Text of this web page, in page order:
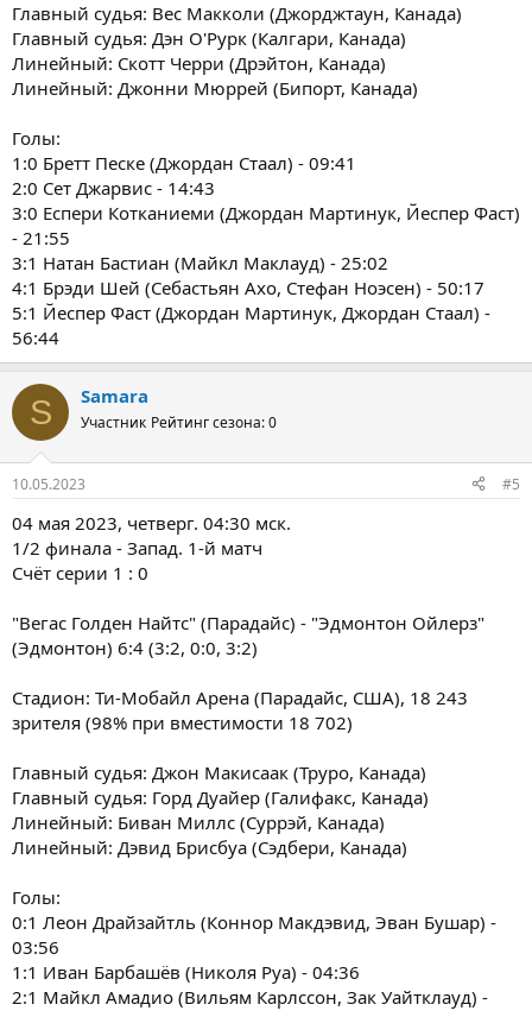
Главный судья: Вес Макколи (Джорджтаун, Канада)
Главный судья: Дэн О'Рурк (Калгари, Канада)
Линейный: Скотт Черри (Дрэйтон, Канада)
Линейный: Джонни Мюррей (Бипорт, Канада)
Голы:
1:0 Бретт Песке (Джордан Стаал) - 09:41
2:0 Сет Джарвис - 14:43
3:0 Еспери Котканиеми (Джордан Мартинук, Йеспер Фаст)
- 21:55
3:1 Натан Бастиан (Майкл Маклауд) - 25:02
4:1 Брэди Шей (Себастьян Ахо, Стефан Ноэсен) - 50:17
5:1 Йеспер Фаст (Джордан Мартинук, Джордан Стаал) -
56:44
S Samara
Участник Рейтинг сезона: 0
10.05.2023 #5
04 мая 2023, четверг. 04:30 мск.
1/2 финала - Запад. 1-й матч
Счёт серии 1 : 0
"Вегас Голден Найтс" (Парадайс) - "Эдмонтон Ойлерз"
(Эдмонтон) 6:4 (3:2, 0:0, 3:2)
Стадион: Ти-Мобайл Арена (Парадайс, США), 18 243
зрителя (98% при вместимости 18 702)
Главный судья: Джон Макисаак (Труро, Канада)
Главный судья: Горд Дуайер (Галифакс, Канада)
Линейный: Биван Миллс (Суррэй, Канада)
Линейный: Дэвид Брисбуа (Сэдбери, Канада)
Голы:
0:1 Леон Драйзайтль (Коннор Макдэвид, Эван Бушар) -
03:56
1:1 Иван Барбашёв (Николя Руа) - 04:36
2:1 Майкл Амадио (Вильям Карлссон, Зак Уайтклауд) -